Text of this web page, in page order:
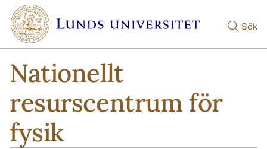
Hoppa till huvudinnehåll
Hoppa till huvudinnehåll
Sök
Nationellt
resurscentrum för
fysik